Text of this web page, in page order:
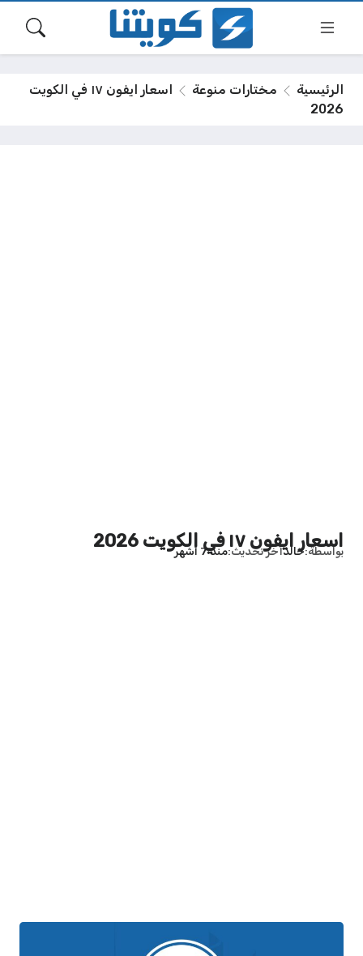
الرئيسية مختارات منوعة
اسعار ايفون ١٧ في الكويت
2026
اسعار ايفون ١٧ في الكويت 2026
بواسطة خالدآخر تحديث منذ 7 أشهر